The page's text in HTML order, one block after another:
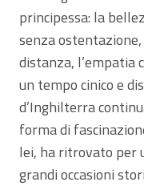
principessa: la
senza
distanza, l’empatia
un tempo cinico e
d’Inghilterra
forma di
lei, ha ritrovato per
grandi occasioni